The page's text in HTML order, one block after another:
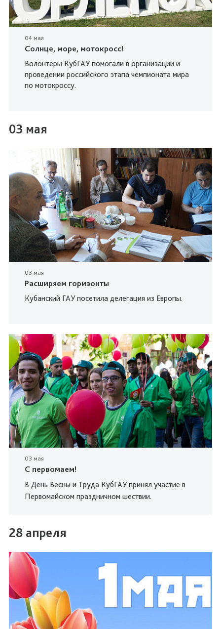
04 мая
Солнце, море, мотокросс!
Волонтеры КубГАУ помогали в организации и
проведении российского этапа чемпионата мира
по мотокроссу.
03 мая
03 мая
Расширяем горизонты
Кубанский ГАУ посетила делегация из Европы.
03 мая
С первомаем!
В День Весны и Труда КубГАУ принял участие в
Первомайском праздничном шествии.
28 апреля